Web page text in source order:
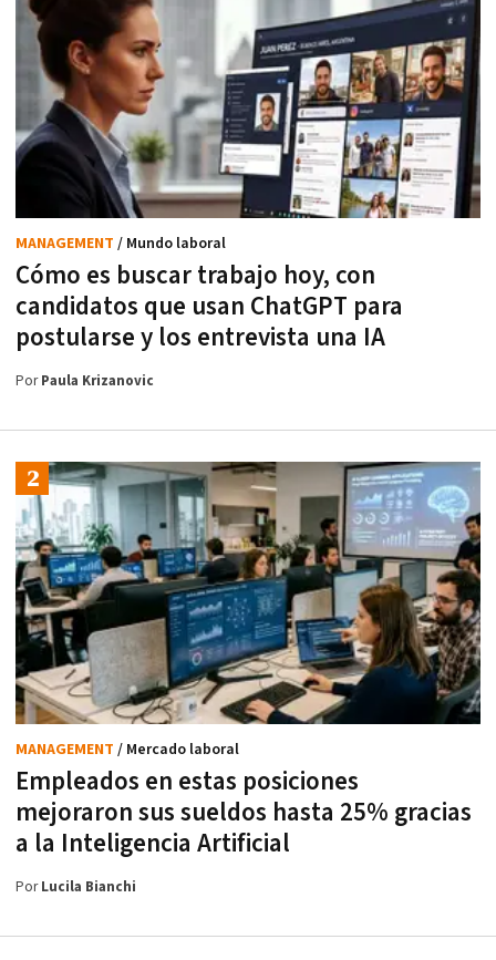
Cómo es buscar trabajo hoy, con
candidatos que usan ChatGPT para
postularse y los entrevista una IA
MANAGEMENT / Mundo laboral
PorPaula Krizanovic
Empleados en estas posiciones
mejoraron sus sueldos hasta 25% gracias
a la Inteligencia Artificial
MANAGEMENT / Mercado laboral
PorLucila Bianchi